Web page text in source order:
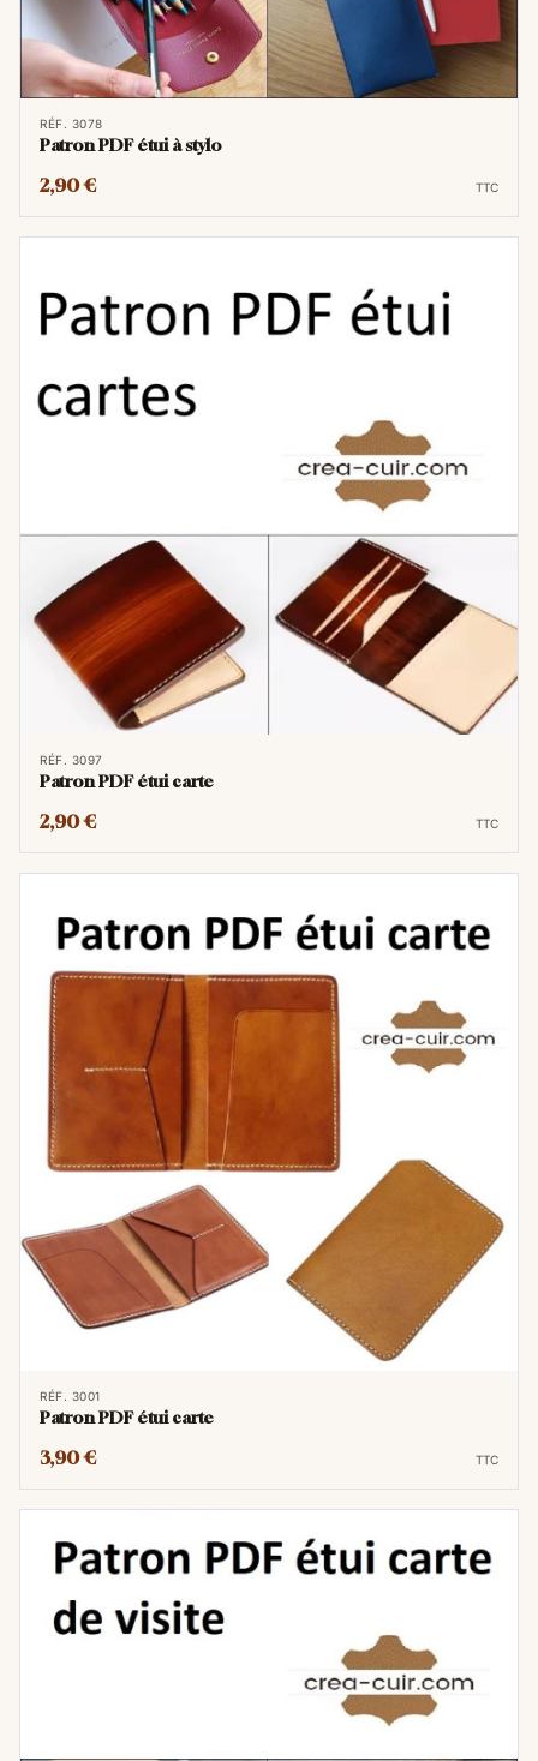
RÉF. 3078
Patron PDF étui à stylo
2,90 € TTC
RÉF. 3097
Patron PDF étui carte
2,90 € TTC
RÉF. 3001
Patron PDF étui carte
3,90 € TTC